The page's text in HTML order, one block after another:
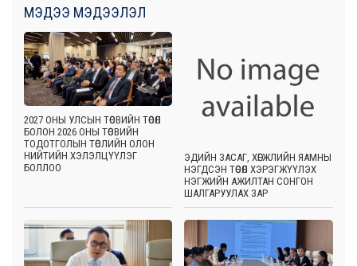
МЭДЭЭ МЭДЭЭЛЭЛ
2027 ОНЫ УЛСЫН ТӨСВИЙН ТӨСӨЛ
БОЛОН 2026 ОНЫ ТӨСВИЙН
ТОДОТГОЛЫН ТӨСЛИЙН ОЛОН
НИЙТИЙН ХЭЛЭЛЦҮҮЛЭГ
БОЛЛОО
ЭДИЙН ЗАСАГ, ХӨГЖЛИЙН ЯАМНЫ
НЭГДСЭН ТӨСӨЛ ХЭРЭГЖҮҮЛЭХ
НЭГЖИЙН АЖИЛТАН СОНГОН
ШАЛГАРУУЛАХ ЗАР